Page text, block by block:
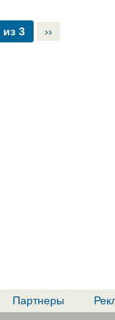
из 3 ››
Партнеры